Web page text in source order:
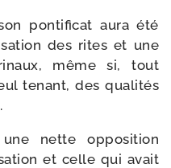
pon­ti­fi­cat aura été
des rites et une
même si, tout
tenant, des qua­li­tés
nette oppo­si­tion
et celle qui avait